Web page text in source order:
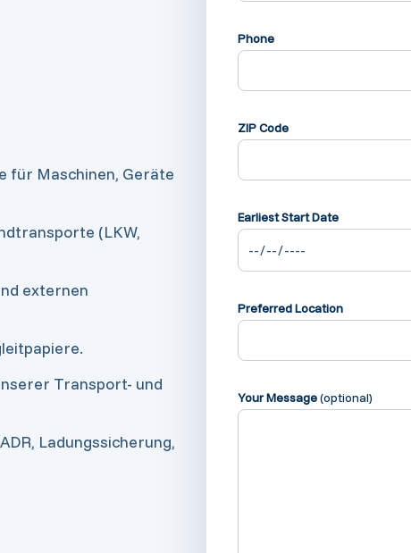
für Maschinen, Geräte
(LKW,
externen
Transport- und
Ladungssicherung,
Phone
ZIP Code
Earliest Start Date
Preferred Location
Your Message(optional)